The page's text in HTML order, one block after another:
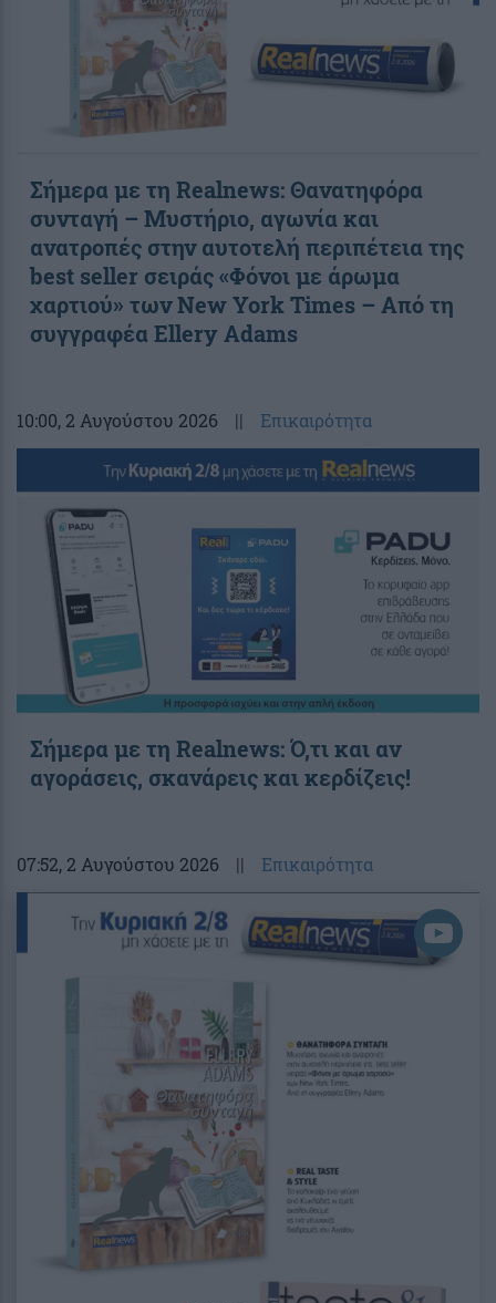
Σήμερα με τη Realnews: Θανατηφόρα
συνταγή – Μυστήριο, αγωνία και
ανατροπές στην αυτοτελή περιπέτεια της
best seller σειράς «Φόνοι με άρωμα
χαρτιού» των New York Times – Από τη
συγγραφέα Ellery Adams
10:00, 2 Αυγούστου 2026 || Επικαιρότητα
Σήμερα με τη Realnews: Ό,τι και αν
αγοράσεις, σκανάρεις και κερδίζεις!
07:52, 2 Αυγούστου 2026 || Επικαιρότητα